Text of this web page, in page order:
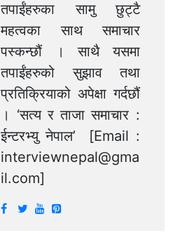
तपाईंहरुका सामु छुट्टै
महत्वका साथ समाचार
पस्कन्छौं । साथै यसमा
तपाईंहरुको सुझाव तथा
प्रतिक्रियाको अपेक्षा गर्दछौं
। ‘सत्य र ताजा समाचार :
ईन्टरभ्यु नेपाल’ [Email :
interviewnepal@gma
il.com]